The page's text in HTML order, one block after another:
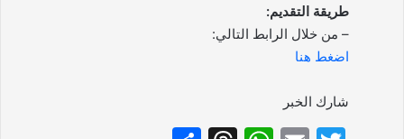
طريقة التقديم:
– من خلال الرابط التالي:
اضغط هنا
شارك الخبر